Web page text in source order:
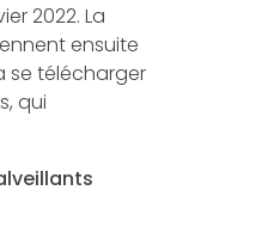
2022. La
ensuite
se télécharger
qui